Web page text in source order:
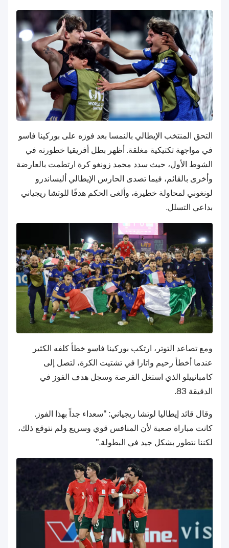
التحق المنتخب الإيطالي بالنمسا بعد فوزه على بوركينا فاسو
في مواجهة تكتيكية مغلقة. أظهر بطل أفريقيا خطورته في
الشوط الأول، حيث سدد محمد زونغو كرة ارتطمت بالعارضة
وأخرى بالقائم، فيما تصدى الحارس الإيطالي أليساندرو
لونغوني لمحاولة خطيرة، وألغى الحكم هدفًا للوتشا ريجياني
بداعي التسلل.
ومع تصاعد التوتر، ارتكب بوركينا فاسو خطأ كلفه الكثير
عندما أخطأ رحيم واتارا في تشتيت الكرة، لتصل إلى
كامبانييلو الذي استغل الفرصة وسجل هدف الفوز في
الدقيقة 83.
وقال قائد إيطاليا لوتشا ريجياني: "سعداء جداً بهذا الفوز.
كانت مباراة صعبة لأن المنافس قوي وسريع ولم نتوقع ذلك،
لكننا نتطور بشكل جيد في البطولة."